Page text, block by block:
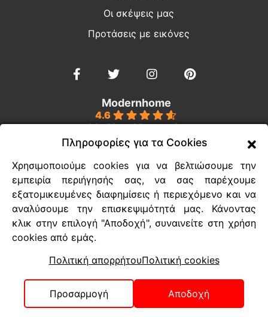
Οι σκέψεις μας
Προτάσεις με εικόνες
Modernhome
4.6
Με βάση 39 κριτικές
powered byGoogle
Ευέλικτοι τρόποι πληρωμής
Τρόποι διεκπεραίωσης των παραγγελιών
Τεχνική υποστήριξη
Πολιτική απορρήτου
Πολιτική cookie
© 2025 Modernhome
Πληροφορίες για τα Cookies
Χρησιμοποιούμε cookies για να βελτιώσουμε την
εμπειρία περιήγησής σας, να σας παρέχουμε
εξατομικευμένες διαφημίσεις ή περιεχόμενο και να
αναλύσουμε την επισκεψιμότητά μας. Κάνοντας
κλικ στην επιλογή "Αποδοχή", συναινείτε στη χρήση
cookies από εμάς.
Πολιτική απορρήτουΠολιτική cookies
Προσαρμογή Αποδοχή